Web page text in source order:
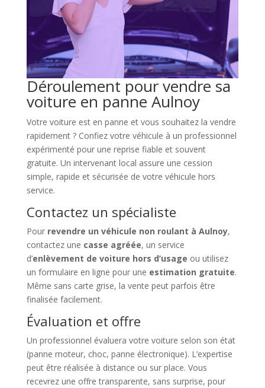
Déroulement pour vendre sa
voiture en panne Aulnoy
Votre voiture est en panne et vous souhaitez la vendre
rapidement ? Confiez votre véhicule à un professionnel
expérimenté pour une reprise fiable et souvent
gratuite. Un intervenant local assure une cession
simple, rapide et sécurisée de votre véhicule hors
service.
Contactez un spécialiste
Pour revendre un véhicule non roulant à Aulnoy,
contactez une casse agréée, un service
d’enlèvement de voiture hors d’usage ou utilisez
un formulaire en ligne pour une estimation gratuite.
Même sans carte grise, la vente peut parfois être
finalisée facilement.
Évaluation et offre
Un professionnel évaluera votre voiture selon son état
(panne moteur, choc, panne électronique). L’expertise
peut être réalisée à distance ou sur place. Vous
recevrez une offre transparente, sans surprise, pour